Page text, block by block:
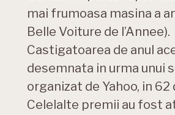
mai frumoasa masina a
Belle Voiture de l’Annee).
Castigatoarea de anul
desemnata in urma unui
organizat de Yahoo, in 62
Celelalte premii au fost